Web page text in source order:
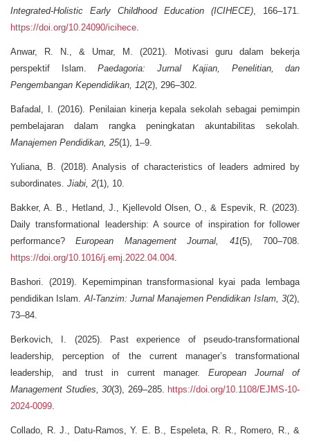
Integrated-Holistic Early Childhood Education (ICIHECE), 166–171.
https://doi.org/10.24090/icihece.
Anwar, R. N., & Umar, M. (2021). Motivasi guru dalam bekerja
perspektif Islam. Paedagoria: Jurnal Kajian, Penelitian, dan
Pengembangan Kependidikan, 12(2), 296–302.
Bafadal, I. (2016). Penilaian kinerja kepala sekolah sebagai pemimpin
pembelajaran dalam rangka peningkatan akuntabilitas sekolah.
Manajemen Pendidikan, 25(1), 1–9.
Yuliana, B. (2018). Analysis of characteristics of leaders admired by
subordinates. Jiabi, 2(1), 10.
Bakker, A. B., Hetland, J., Kjellevold Olsen, O., & Espevik, R. (2023).
Daily transformational leadership: A source of inspiration for follower
performance?European Management Journal, 41(5), 700–708.
https://doi.org/10.1016/j.emj.2022.04.004.
Bashori. (2019). Kepemimpinan transformasional kyai pada lembaga
pendidikan Islam.Al-Tanzim: Jurnal Manajemen Pendidikan Islam, 3(2),
73–84.
Berkovich, I. (2025). Past experience of pseudo-transformational
leadership, perception of the current manager’s transformational
leadership, and trust in current manager. European Journal of
Management Studies, 30(3), 269–285. https://doi.org/10.1108/EJMS-10-
2024-0099.
Collado, R. J., Datu-Ramos, Y. E. B., Espeleta, R. R., Romero, R., &